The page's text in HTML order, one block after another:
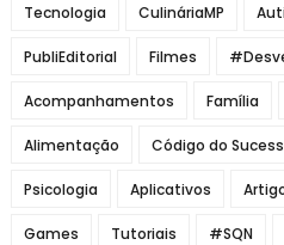
Tecnologia CulináriaMP
PubliEditorial Filmes
Acompanhamentos Família
Alimentação Código do
Psicologia Aplicativos
Games Tutoriais #SQN